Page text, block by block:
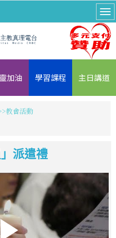
加油 學習課程 主日講道
教會活動
派遣禮